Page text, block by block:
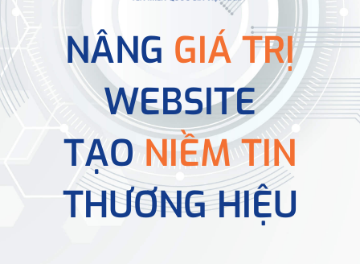
NÂNG GIÁ TRỊ
WEBSITE
TẠONIỀM TIN
THƯƠNG HIỆU